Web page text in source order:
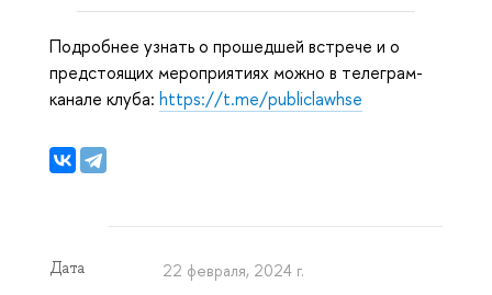
Подробнее узнать о прошедшей встрече и о
предстоящих мероприятиях можно в телеграм-
канале клуба: https://t.me/publiclawhse
Дата 22 февраля, 2024 г.